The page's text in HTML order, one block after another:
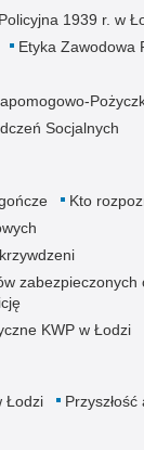
1939 r. w
Etyka Zawodowa
Socjalnych
Kto
zabezpieczonych
KWP w Łodzi
Łodzi Przyszłość